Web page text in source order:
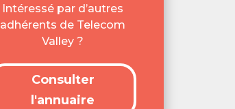
Intéressé par d’autres
adhérents de Telecom
Valley ?
Consulter
l'annuaire